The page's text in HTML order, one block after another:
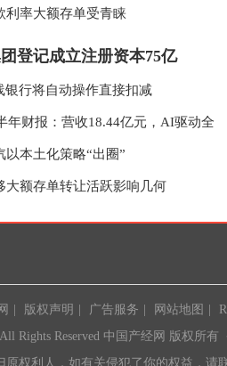
利率大额存单受青睐
登记成立注册资本75亿
银行将自动操作直接扣减
年财报：营收18.44亿元，AI驱动全
本土化策略“出圈”
大额存单转让活跃影响几何
版权声明 广告服务 网站地图
Rights Reserved 中国产经网 版权所有
权利人，如有关侵犯了你的权益，请